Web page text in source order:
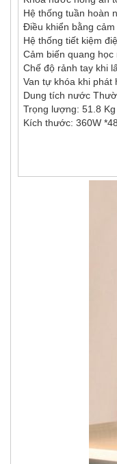
Hệ thống tuần hoàn
Điều khiển bằng cảm
Hệ thống tiết kiệm
Cảm biến quang
Chế độ rảnh tay khi
Van tự khóa khi phát
Dung tích nước
Trọng lượng: 51.8 Kg
Kích thước: 360W